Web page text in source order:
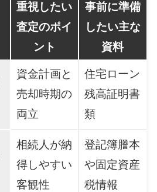
重視したい
査定のポイ
ント
事前に準備
したい主な
資料
資金計画と
売却時期の
両立
住宅ローン
残高証明書
類
相続人が納
得しやすい
客観性
登記簿謄本
や固定資産
税情報